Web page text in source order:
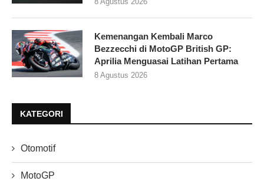
Kemenangan Kembali Marco
Bezzecchi di MotoGP British GP:
Aprilia Menguasai Latihan Pertama
8 Agustus 2026
KATEGORI
Otomotif
MotoGP